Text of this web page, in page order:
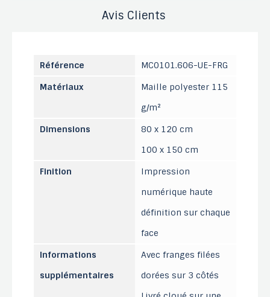
Avis Clients
Référence
MC0101.606-UE-FRG
Matériaux
Maille polyester 115
g/m²
Dimensions
80 x 120 cm
100 x 150 cm
Finition
Impression
numérique haute
définition sur chaque
face
Informations
supplémentaires
Avec franges filées
dorées sur 3 côtés